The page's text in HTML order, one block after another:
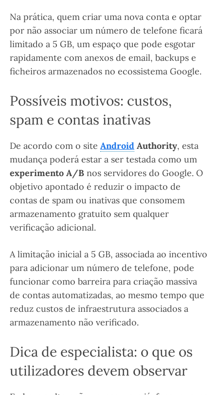
Na prática, quem criar uma nova conta e optar
por não associar um número de telefone ficará
limitado a 5 GB, um espaço que pode esgotar
rapidamente com anexos de email, backups e
ficheiros armazenados no ecossistema Google.
Possíveis motivos: custos,
spam e contas inativas
De acordo com o site Android Authority, esta
mudança poderá estar a ser testada como um
experimento A/B nos servidores do Google. O
objetivo apontado é reduzir o impacto de
contas de spam ou inativas que consomem
armazenamento gratuito sem qualquer
verificação adicional.
A limitação inicial a 5 GB, associada ao incentivo
para adicionar um número de telefone, pode
funcionar como barreira para criação massiva
de contas automatizadas, ao mesmo tempo que
reduz custos de infraestrutura associados a
armazenamento não verificado.
Dica de especialista: o que os
utilizadores devem observar